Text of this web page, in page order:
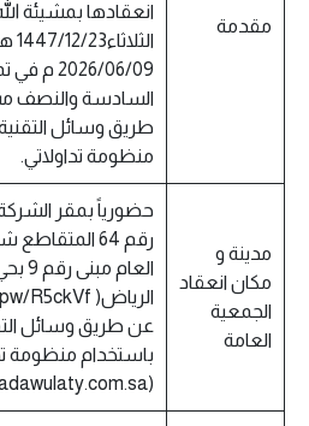
مقدمة
انعقادها بمشيئة
2026/06/
السادسة والنصف
طريق وسائل
منظومة تداولاتي.
مدينة و
مكان انعقاد
الجمعية
العامة
حضورياً بمقر
رقم 64
عن طريق وسائل
باستخدام منظومة
(www.tadawulaty.com.sa)